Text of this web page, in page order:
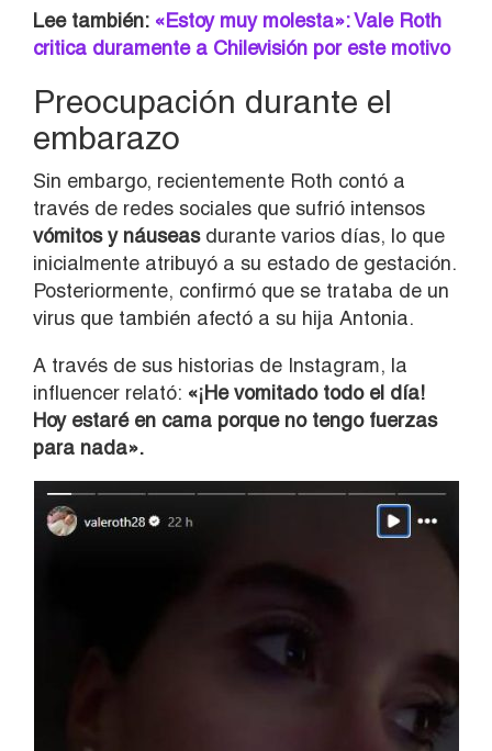
Lee también:«Estoy muy molesta»: Vale Roth
critica duramente a Chilevisión por este motivo
Preocupación durante el
embarazo
Sin embargo, recientemente Roth contó a
través de redes sociales que sufrió intensos
vómitos y náuseasdurante varios días, lo que
inicialmente atribuyó a su estado de gestación.
Posteriormente, confirmó que se trataba de un
virus que también afectó a su hija Antonia.
A través de sus historias de Instagram, la
influencer relató: «¡He vomitado todo el día!
Hoy estaré en cama porque no tengo fuerzas
para nada».